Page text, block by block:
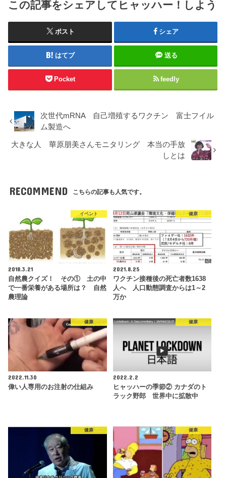
この記事をシェアしてヒャッハー！しよう
ポスト シェア
はてブ 送る
Pocket feedly
次世代mRNA 自己増殖するワクチン 富士フイル
ム製造へ
大きな人 華原朋美さんモニタリング 本当の手放
しとは
RECOMMEND こちらの記事も人気です。
イベント
2018.3.21
自然農クイズ！ その① 土の中
で一番栄養がある場所は？ 自然
農理論
健康
2021.8.25
ワクチン接種後の死亡者数1638
人へ 人口動態調査からは1～2
万か
健康
2022.11.30
偉い人専用のお注射の仕組み
健康
2022.2.2
ヒャッハーの季節② カナダのト
ラック野郎 世界中に拡散中
健康 健康